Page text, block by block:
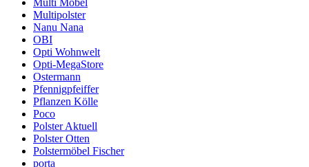
Multi Möbel
Multipolster
Nanu Nana
OBI
Opti Wohnwelt
Opti-MegaStore
Ostermann
Pfennigpfeiffer
Pflanzen Kölle
Poco
Polster Aktuell
Polster Otten
Polstermöbel Fischer
porta